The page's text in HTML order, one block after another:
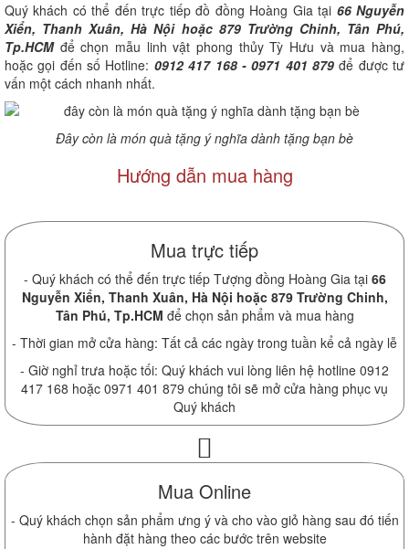
Quý khách có thể đến trực tiếp đồ đồng Hoàng Gia tại 66 Nguyễn
Xiển, Thanh Xuân, Hà Nội hoặc 879 Trường Chinh, Tân Phú,
Tp.HCMđể chọn mẫu linh vật phong thủy Tỳ Hưu và mua hàng,
hoặc gọi đến số Hotline: 0912 417 168 - 0971 401 879để được tư
vấn một cách nhanh nhất.
Đây còn là món quà tặng ý nghĩa dành tặng bạn bè
Hướng dẫn mua hàng
Mua trực tiếp
- Quý khách có thể đến trực tiếp Tượng đồng Hoàng Gia tại 66
Nguyễn Xiển, Thanh Xuân, Hà Nội hoặc 879 Trường Chinh,
Tân Phú, Tp.HCM để chọn sản phẩm và mua hàng
- Thời gian mở cửa hàng: Tất cả các ngày trong tuần kể cả ngày lễ
- Giờ nghỉ trưa hoặc tối: Quý khách vui lòng liên hệ hotline 0912
417 168 hoặc 0971 401 879 chúng tôi sẽ mở cửa hàng phục vụ
Quý khách
Mua Online
- Quý khách chọn sản phẩm ưng ý và cho vào giỏ hàng sau đó tiến
hành đặt hàng theo các bước trên website